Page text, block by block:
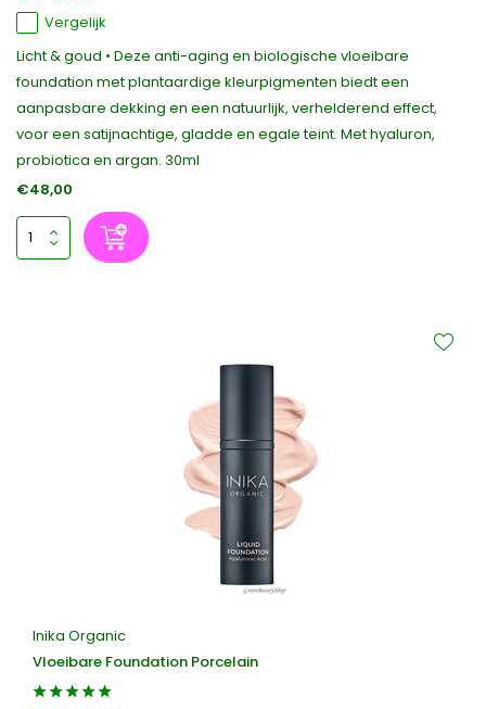
Vergelijk
Licht & goud • Deze anti-aging en biologische vloeibare
foundation met plantaardige kleurpigmenten biedt een
aanpasbare dekking en een natuurlijk, verhelderend effect,
voor een satijnachtige, gladde en egale teint. Met hyaluron,
probiotica en argan. 30ml
€48,00
Inika Organic
Vloeibare Foundation Porcelain